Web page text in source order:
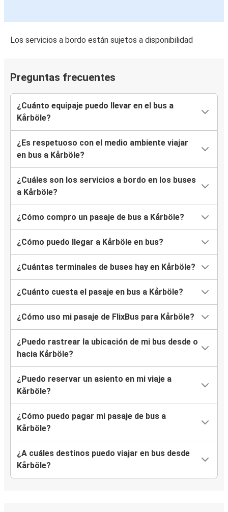
Los servicios a bordo están sujetos a disponibilidad
Preguntas frecuentes
¿Cuánto equipaje puedo llevar en el bus a
Kårböle?
¿Es respetuoso con el medio ambiente viajar
en bus a Kårböle?
¿Cuáles son los servicios a bordo en los buses
a Kårböle?
¿Cómo compro un pasaje de bus a Kårböle?
¿Cómo puedo llegar a Kårböle en bus?
¿Cuántas terminales de buses hay en Kårböle?
¿Cuánto cuesta el pasaje en bus a Kårböle?
¿Cómo uso mi pasaje de FlixBus para Kårböle?
¿Puedo rastrear la ubicación de mi bus desde o
hacia Kårböle?
¿Puedo reservar un asiento en mi viaje a
Kårböle?
¿Cómo puedo pagar mi pasaje de bus a
Kårböle?
¿A cuáles destinos puedo viajar en bus desde
Kårböle?